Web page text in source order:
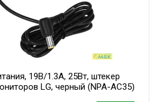
19В/1.3А, 25Вт, штекер
LG, черный (NPA-AC35)